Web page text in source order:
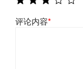
评论内容*